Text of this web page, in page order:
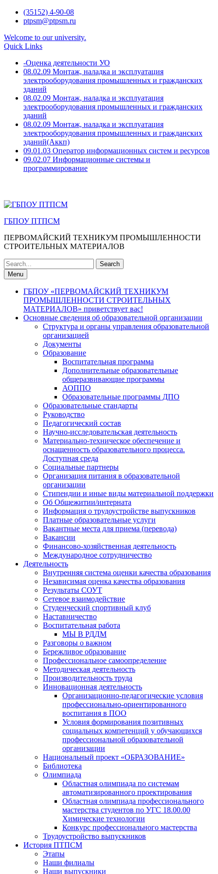
Skip
(35152) 4-90-08
ptpsm@ptpsm.ru
Welcome to our university.
Quick Links
-Оценка деятельности УО
08.02.09 Монтаж, наладка и эксплуатация
электрооборудования промышленных и гражданских
зданий
08.02.09 Монтаж, наладка и эксплуатация
электрооборудования промышленных и гражданских
зданий
08.02.09 Монтаж, наладка и эксплуатация
электрооборудования промышленных и гражданских
зданий(Аккп)
09.01.03 Оператор информационных систем и ресурсов
09.02.07 Информационные системы и
программирование
ГБПОУ ПТПСМ
ПЕРВОМАЙСКИЙ ТЕХНИКУМ ПРОМЫШЛЕННОСТИ
СТРОИТЕЛЬНЫХ МАТЕРИАЛОВ
Search
for:Menu
ГБПОУ «ПЕРВОМАЙСКИЙ ТЕХНИКУМ
ПРОМЫШЛЕННОСТИ СТРОИТЕЛЬНЫХ
МАТЕРИАЛОВ» приветствует вас!
Основные сведения об образовательной организации
Структура и органы управления образовательной
организацией
Документы
Образование
Воспитательная программа
Дополнительные образовательные
общеразвивающие программы
АОППО
Образовательные программы ДПО
Образовательные стандарты
Руководство
Педагогический состав
Научно-исследовательская деятельность
Материально-техническое обеспечение и
оснащенность образовательного процесса.
Доступная среда
Социальные партнеры
Организация питания в образовательной
организации
Стипендии и иные виды материальной поддержки
Об Общежитии/интерната
Информация о трудоустройстве выпускников
Платные образовательные услуги
Вакантные места для приема (перевода)
Вакансии
Финансово-хозяйственная деятельность
Международное сотрудничество
Деятельность
Внутренняя система оценки качества образования
Независимая оценка качества образования
Результаты СОУТ
Сетевое взаимодействие
Студенческий спортивный клуб
Наставничество
Воспитательная работа
МЫ В РДДМ
Разговоры о важном
Бережливое образование
Профессиональное самоопределение
Методическая деятельность
Производительность труда
Инновационная деятельность
Организационно-педагогические условия
профессионально-ориентированного
воспитания в ПОО
Условия формирования позитивных
социальных компетенций у обучающихся
профессиональной образовательной
организации
Национальный проект «ОБРАЗОВАНИЕ»
Библиотека
Олимпиада
Областная олимпиада по системам
автоматизированного проектирования
Областная олимпиада профессионального
мастерства студентов по УГС 18.00.00
Химические технологии
Конкурс профессионального мастерства
Трудоустройство выпускников
История ПТПСМ
Этапы
Наши филиалы
Наши выпускники